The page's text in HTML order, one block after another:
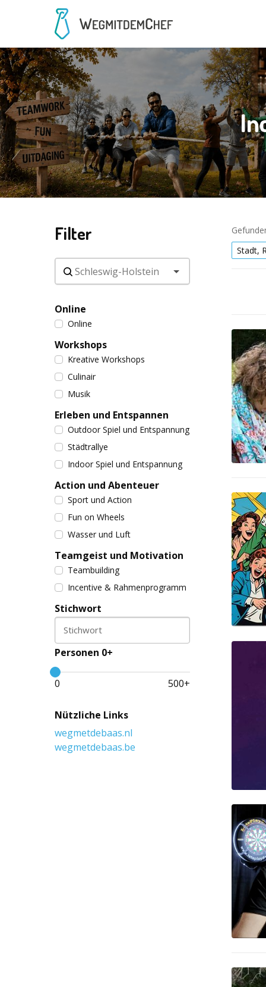
Filter
Online
Online
Workshops
Kreative Workshops
Culinair
Musik
Erleben und Entspannen
Outdoor Spiel und Entspannung
Städtrallye
Indoor Spiel und Entspannung
Action und Abenteuer
Sport und Action
Fun on Wheels
Wasser und Luft
Teamgeist und Motivation
Teambuilding
Incentive & Rahmenprogramm
Stichwort
Stichwort
Personen 0+
0 500+
Nützliche Links
wegmetdebaas.nl
wegmetdebaas.be
Stadt,